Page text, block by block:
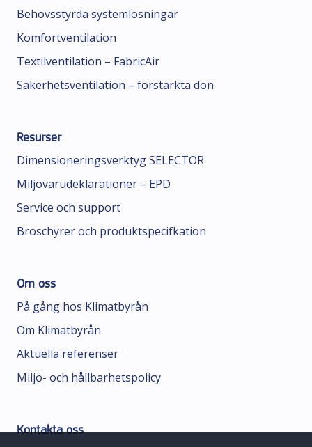
Behovsstyrda systemlösningar
Komfortventilation
Textilventilation – FabricAir
Säkerhetsventilation – förstärkta don
Resurser
Dimensioneringsverktyg SELECTOR
Miljövarudeklarationer – EPD
Service och support
Broschyrer och produktspecifkation
Om oss
På gång hos Klimatbyrån
Om Klimatbyrån
Aktuella referenser
Miljö- och hållbarhetspolicy
Kontakta oss